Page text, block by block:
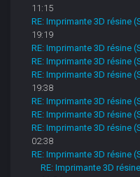
11:15
RE: Imprimante 3D résine
19:19
RE: Imprimante 3D résine
RE: Imprimante 3D résine
RE: Imprimante 3D résine
19:38
RE: Imprimante 3D résine
RE: Imprimante 3D résine
RE: Imprimante 3D résine
02:38
RE: Imprimante 3D résine
RE: Imprimante 3D